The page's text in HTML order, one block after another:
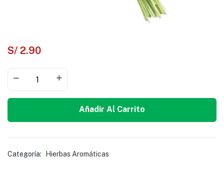
S/ 2.90
Añadir Al Carrito
Categoría: Hierbas Aromáticas